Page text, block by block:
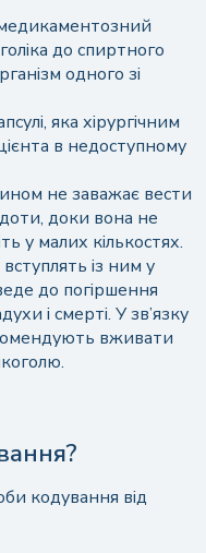
до спиртного
одного зі
яка хірургічним
в недоступному
не заважає вести
доки вона не
у малих кількостях.
із ним у
до погіршення
і смерті. У зв’язку
вживати
кодування від